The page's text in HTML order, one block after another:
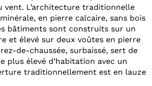
vent. L’architecture traditionnelle
en pierre calcaire, sans bois
bâtiments sont construits sur un
et élevé sur deux voûtes en pierre
de-chaussée, surbaissé, sert de
plus élevé d’habitation avec un
traditionnellement est en lauze